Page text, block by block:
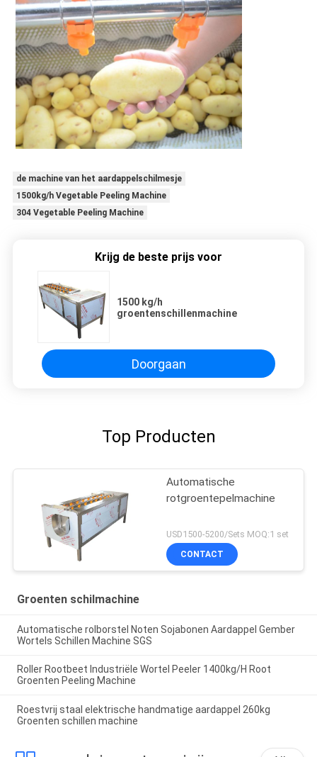
de machine van het aardappelschilmesje
1500kg/h Vegetable Peeling Machine
304 Vegetable Peeling Machine
Krijg de beste prijs voor
1500 kg/h
groentenschillenmachine
Doorgaan
Top Producten
Automatische
rotgroentepelmachine
USD1500-5200/Sets MOQ:1 set
CONTACT
Groenten schilmachine
Automatische rolborstel Noten Sojabonen Aardappel Gember
Wortels Schillen Machine SGS
Roller Rootbeet Industriële Wortel Peeler 1400kg/H Root
Groenten Peeling Machine
Roestvrij staal elektrische handmatige aardappel 260kg
Groenten schillen machine